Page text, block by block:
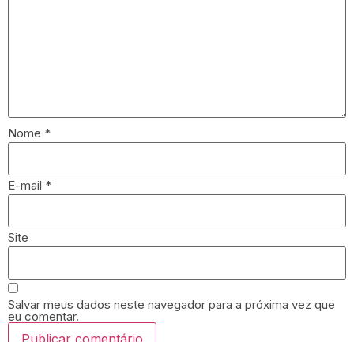
Nome *
E-mail *
Site
Salvar meus dados neste navegador para a próxima vez que
eu comentar.